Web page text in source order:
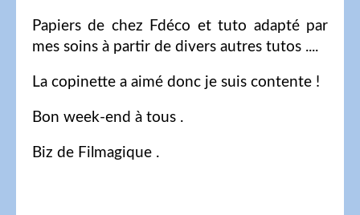
Papiers de chez Fdéco et tuto adapté par
mes soins à partir de divers autres tutos ....
La copinette a aimé donc je suis contente !
Bon week-end à tous .
Biz de Filmagique .